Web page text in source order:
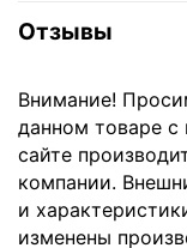
Отзывы
Внимание!
данном товаре
сайте
компании.
и
изменены